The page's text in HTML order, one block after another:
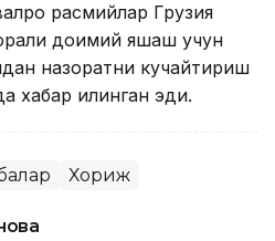
расмийлар Грузия
доимий яшаш учун
назоратни кучайтириш
хабар қилинган эди.
Хориж